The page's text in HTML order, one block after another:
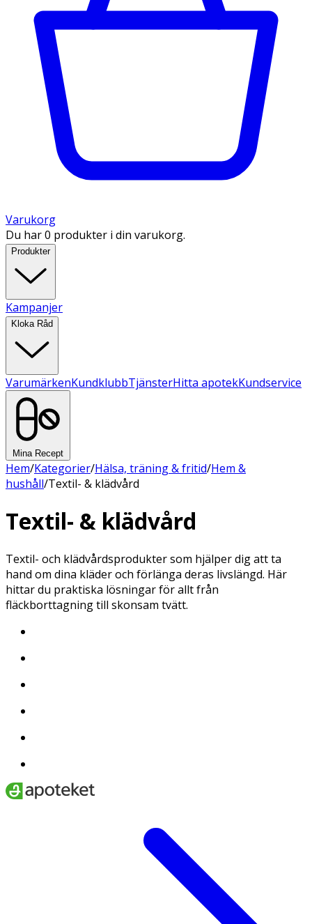
Varukorg
Du har 0 produkter i din varukorg.
Produkter
Kampanjer
Kloka Råd
VarumärkenKundklubbTjänsterHitta apotekKundservice
Mina Recept
Hem/Kategorier/Hälsa, träning & fritid/Hem &
hushåll/Textil- & klädvård
Textil- & klädvård
Textil- och klädvårdsprodukter som hjälper dig att ta
hand om dina kläder och förlänga deras livslängd. Här
hittar du praktiska lösningar för allt från
fläckborttagning till skonsam tvätt.